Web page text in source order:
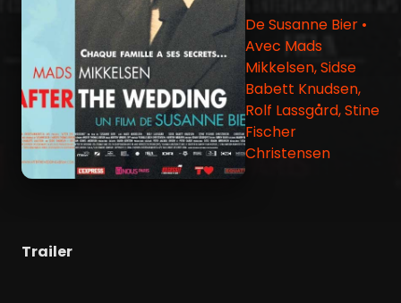
De Susanne Bier •
Avec Mads
Mikkelsen, Sidse
Babett Knudsen,
Rolf Lassgård, Stine
Fischer
Christensen
Trailer